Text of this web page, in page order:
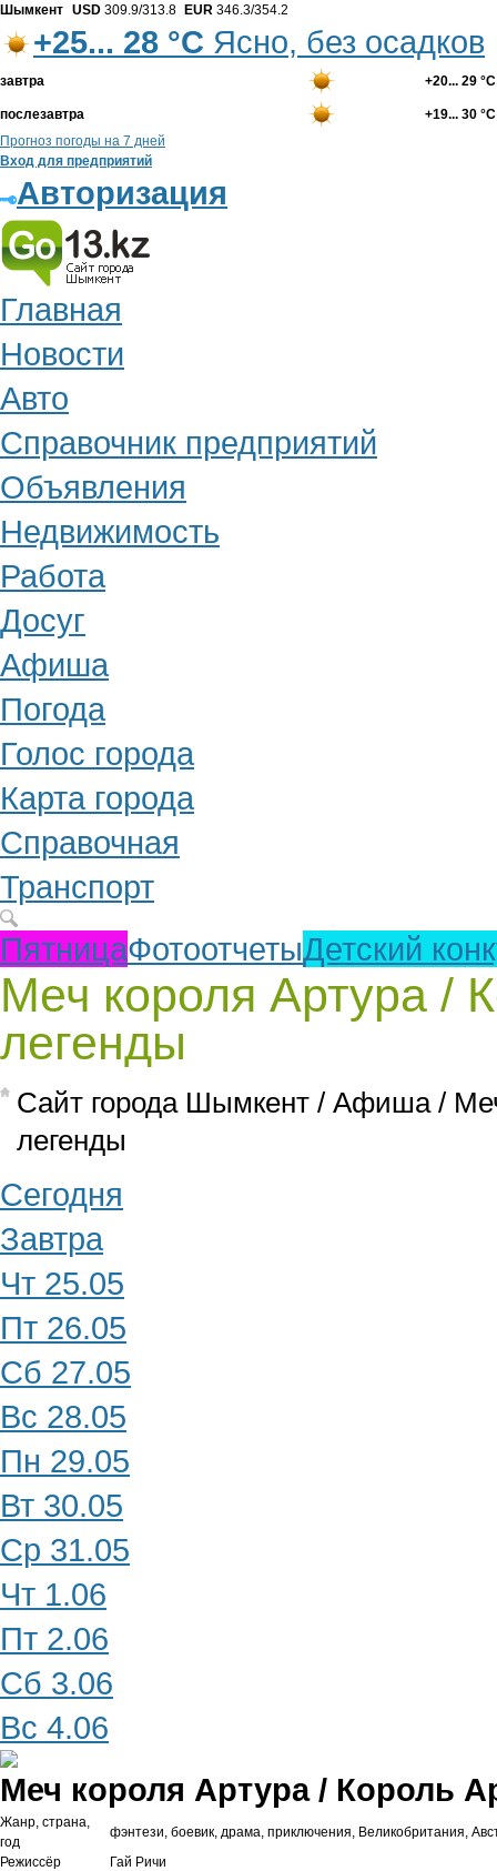
Шымкент USD 309.9/313.8 EUR 346.3/354.2
+25... 28 °С Ясно, без осадков
завтра +20... 29 °С
послезавтра +19... 30 °С
Прогноз погоды на 7 дней
Вход для предприятий
Авторизация
Главная
Новости
Авто
Справочник предприятий
Объявления
Недвижимость
Работа
Досуг
Афиша
Погода
Голос города
Карта города
Справочная
Транспорт
ПятницаФотоотчетыДетский
Меч короля Артура /
легенды
Cайт города Шымкент / Афиша/
легенды
Сегодня
Завтра
Чт 25.05
Пт 26.05
Сб 27.05
Вс 28.05
Пн 29.05
Вт 30.05
Ср 31.05
Чт 1.06
Пт 2.06
Сб 3.06
Вс 4.06
Меч короля Артура / Король
Жанр, страна,
год
фэнтези, боевик, драма, приключения, Великобритания,
Режиссёр
Гай Ричи